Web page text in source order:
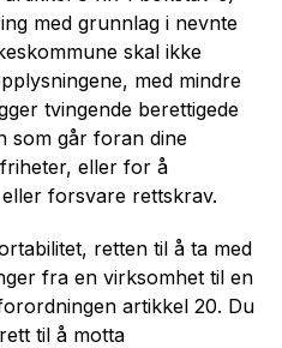
med grunnlag i nevnte
skal ikke
med mindre
tvingende berettigede
som går foran dine
eller for å
forsvare rettskrav.
retten til å ta med
fra en virksomhet til en
artikkel 20. Du
til å motta